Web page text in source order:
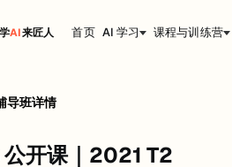
学AI来匠人 首页 AI 学习 课程与训练营
｜2021 T2
导班详情
开课｜2021 T2